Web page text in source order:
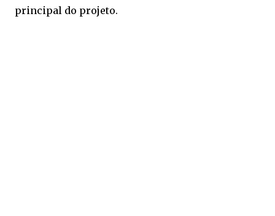
principal do projeto.